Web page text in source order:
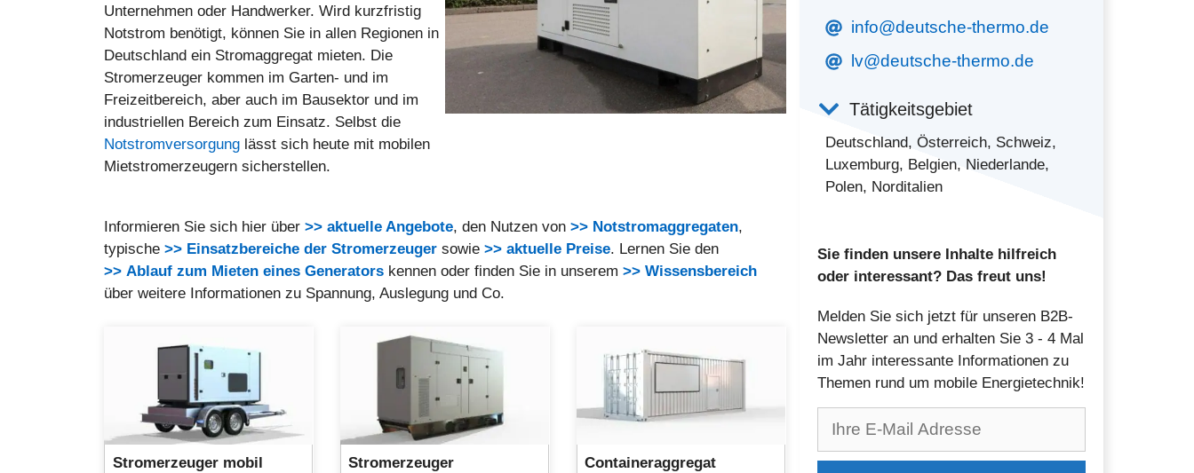
Unternehmen oder Handwerker. Wird kurzfristig
Notstrom benötigt, können Sie in allen Regionen in
Deutschland ein Stromaggregat mieten. Die
Stromerzeuger kommen im Garten- und im
Freizeitbereich, aber auch im Bausektor und im
industriellen Bereich zum Einsatz. Selbst die
Notstromversorgung lässt sich heute mit mobilen
Mietstromerzeugern sicherstellen.
Informieren Sie sich hier über >> aktuelle Angebote, den Nutzen von >> Notstromaggregaten,
typische >> Einsatzbereiche der Stromerzeuger sowie >> aktuelle Preise. Lernen Sie den
>> Ablauf zum Mieten eines Generators kennen oder finden Sie in unserem >> Wissensbereich
über weitere Informationen zu Spannung, Auslegung und Co.
Stromerzeuger mobil Stromerzeuger Containeraggregat
info@deutsche-thermo.de
lv@deutsche-thermo.de
Tätigkeitsgebiet
Deutschland, Österreich, Schweiz,
Luxemburg, Belgien, Niederlande,
Polen, Norditalien
Sie finden unsere Inhalte hilfreich
oder interessant? Das freut uns!
Melden Sie sich jetzt für unseren B2B-
Newsletter an und erhalten Sie 3 - 4 Mal
im Jahr interessante Informationen zu
Themen rund um mobile Energietechnik!